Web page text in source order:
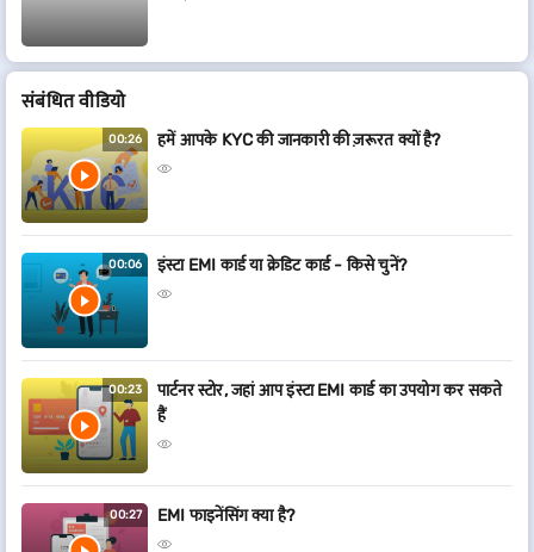
संबंधित वीडियो
00:26 हमें आपके KYC की जानकारी की ज़रूरत क्यों है?
00:06 इंस्टा EMI कार्ड या क्रेडिट कार्ड - किसे चुनें?
00:23
पार्टनर स्टोर, जहां आप इंस्टा EMI कार्ड का उपयोग कर सकते
हैं
00:27 EMI फाइनेंसिंग क्या है?